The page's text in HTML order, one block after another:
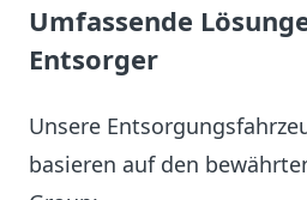
Umfassende
Entsorger
Unsere
basieren auf den